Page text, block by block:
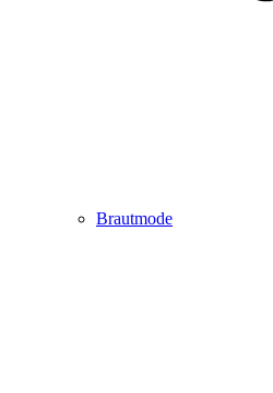
Brautmode